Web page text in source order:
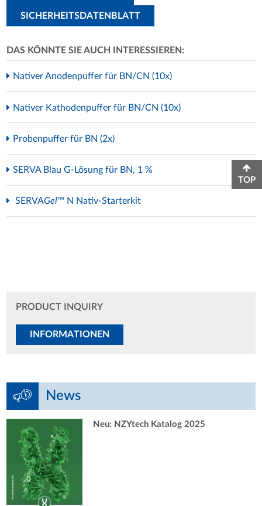
SICHERHEITSDATENBLATT
DAS KÖNNTE SIE AUCH INTERESSIEREN:
Nativer Anodenpuffer für BN/CN (10x)
Nativer Kathodenpuffer für BN/CN (10x)
Probenpuffer für BN (2x)
SERVA Blau G-Lösung für BN, 1 %
SERVAGel™ N Nativ-Starterkit
PRODUCT INQUIRY
INFORMATIONEN
News
Neu: NZYtech Katalog 2025
TOP